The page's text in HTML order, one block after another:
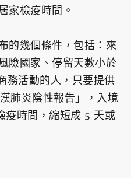
家檢疫時間。
的幾個條件，包括：來
險國家、停留天數小於
務活動的人，只要提供
肺炎陰性報告」，入境
疫時間，縮短成 5 天或